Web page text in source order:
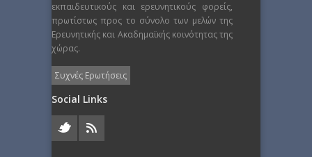
εκπαιδευτικούς και ερευνητικούς φορείς,
πρωτίστως προς το σύνολο των μελών της
Ερευνητικής και Ακαδημαϊκής κοινότητας της
χώρας.
Συχνές Ερωτήσεις
Social Links